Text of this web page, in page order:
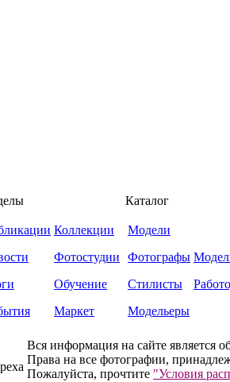
Коллекции
Фотостудии
Обучение
Маркет
Каталог
Модели
Фотографы
Стилисты
Модельеры
Вся информация на сайте является
Права на все фотографии,
Пожалуйста, прочтите "Условия